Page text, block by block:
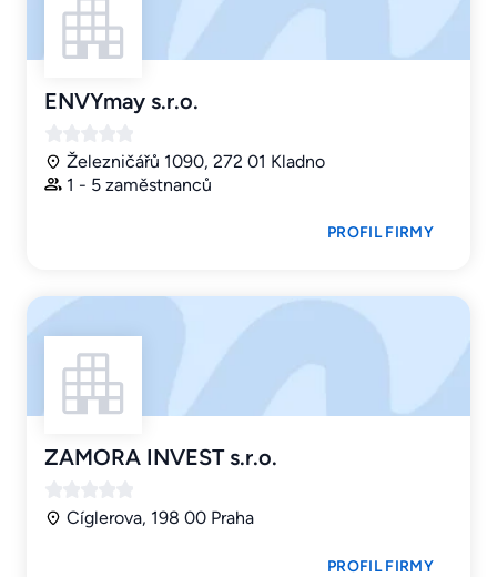
ENVYmay s.r.o.
Železničářů 1090, 272 01 Kladno
1 - 5 zaměstnanců
PROFIL FIRMY
ZAMORA INVEST s.r.o.
Cíglerova, 198 00 Praha
PROFIL FIRMY